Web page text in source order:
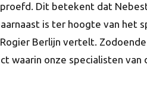
Dit betekent dat
is ter hoogte van het
Berlijn vertelt.
waarin onze specialisten